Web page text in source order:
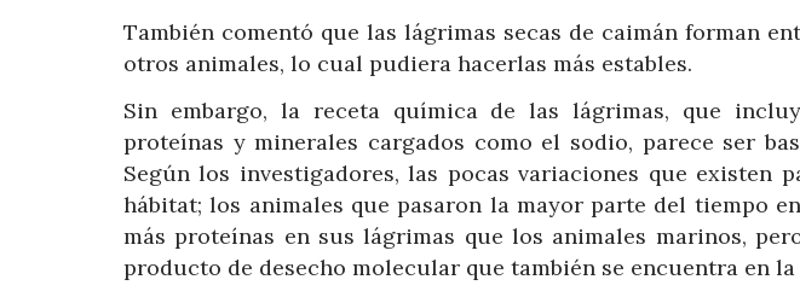
También comentó que las lágrimas secas de caimán forman
otros animales, lo cual pudiera hacerlas más estables.
Sin embargo, la receta química de las lágrimas, que
proteínas y minerales cargados como el sodio, parece ser
Según los investigadores, las pocas variaciones que existen
hábitat; los animales que pasaron la mayor parte del tiempo
más proteínas en sus lágrimas que los animales marinos,
producto de desecho molecular que también se encuentra en